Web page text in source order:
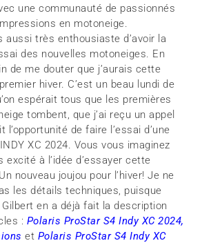
une communauté de passionnés
en motoneige.
aussi très enthousiaste d’avoir la
des nouvelles motoneiges. En
de me douter que j’aurais cette
hiver. C’est un beau lundi de
espérait tous que les premières
tombent, que j’ai reçu un appel
l’opportunité de faire l’essai d’une
XC 2024. Vous vous imaginez
excité à l’idée d’essayer cette
nouveau joujou pour l’hiver! Je ne
les détails techniques, puisque
en a déjà fait la description
: Polaris ProStar S4 Indy XC 2024,
et Polaris ProStar S4 Indy XC